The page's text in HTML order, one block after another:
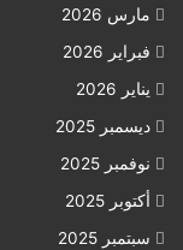
مارس 2026
فبراير 2026
يناير 2026
ديسمبر 2025
نوفمبر 2025
أكتوبر 2025
سبتمبر 2025